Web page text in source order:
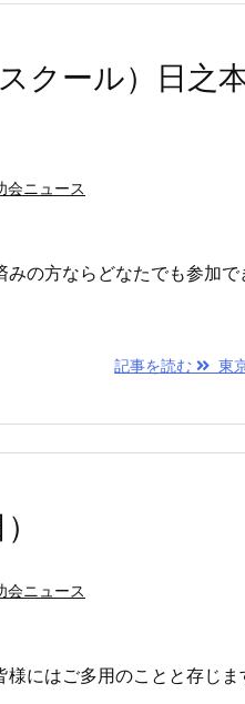
クール）日之
会ニュース
の方ならどなたでも参加
記事を読む 東
会ニュース
にはご多用のことと存じ